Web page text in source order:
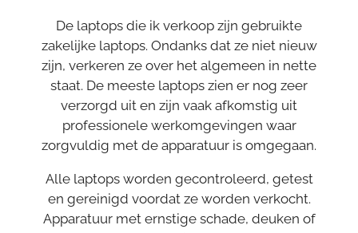
De laptops die ik verkoop zijn gebruikte
zakelijke laptops. Ondanks dat ze niet nieuw
zijn, verkeren ze over het algemeen in nette
staat. De meeste laptops zien er nog zeer
verzorgd uit en zijn vaak afkomstig uit
professionele werkomgevingen waar
zorgvuldig met de apparatuur is omgegaan.
Alle laptops worden gecontroleerd, getest
en gereinigd voordat ze worden verkocht.
Apparatuur met ernstige schade, deuken of